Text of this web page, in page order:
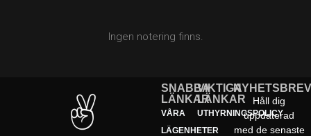
Ingen notering finns.
SNABBA
LÄNKAR
VÅRA
LÄGENHETER
VIKTIGA
LÄNKAR
UTHYRNINGSPOLICY
NYHETSBREV
Håll dig
uppdaterad
med de senaste